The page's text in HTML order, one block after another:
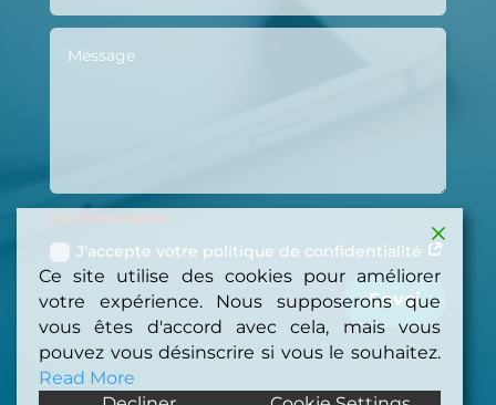
Confidentialité
J'accepte votre politique de confidentialité
Envoi
Ce site utilise des cookies pour améliorer
votre expérience. Nous supposerons que
vous êtes d'accord avec cela, mais vous
pouvez vous désinscrire si vous le souhaitez.
Read More